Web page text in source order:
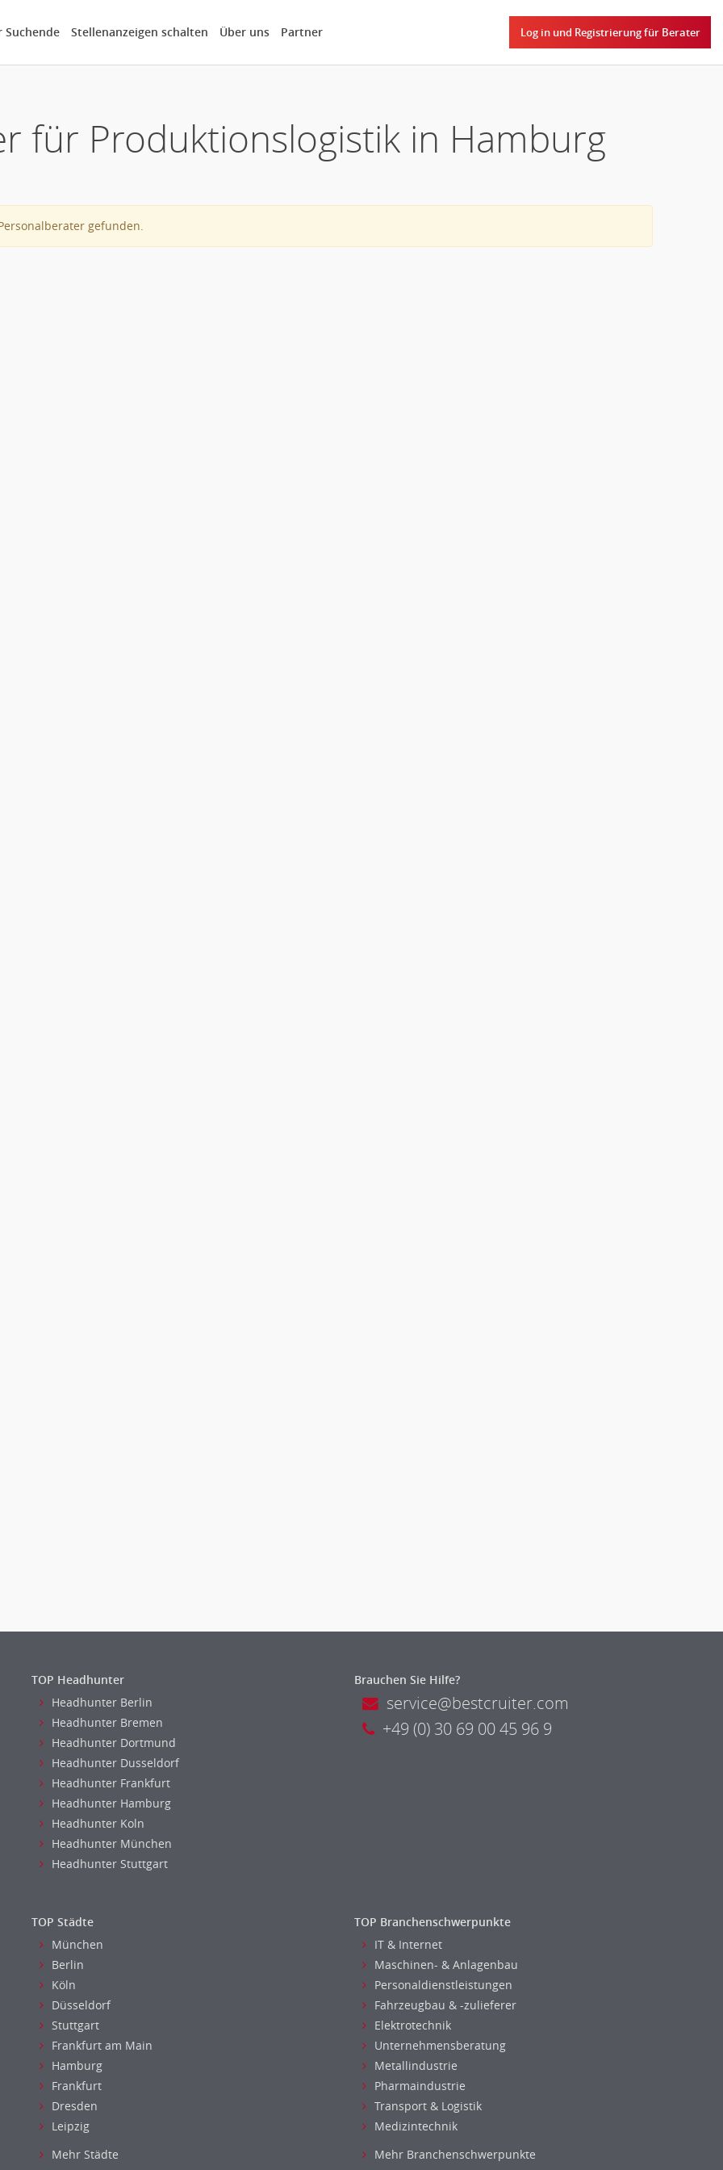
Suchende Stellenanzeigen schalten Über uns Partner Log in und Registrierung für Berater
für Produktionslogistik in Hamburg
gefunden.
TOP Headhunter
Headhunter Berlin
Headhunter Bremen
Headhunter Dortmund
Headhunter Dusseldorf
Headhunter Frankfurt
Headhunter Hamburg
Headhunter Koln
Headhunter München
Headhunter Stuttgart
Brauchen Sie Hilfe?
service@bestcruiter.com
+49 (0) 30 69 00 45 96 9
TOP Städte
München
Berlin
Köln
Düsseldorf
Stuttgart
Frankfurt am Main
Hamburg
Frankfurt
Dresden
Leipzig
Mehr Städte
TOP Branchenschwerpunkte
IT & Internet
Maschinen- & Anlagenbau
Personaldienstleistungen
Fahrzeugbau & -zulieferer
Elektrotechnik
Unternehmensberatung
Metallindustrie
Pharmaindustrie
Transport & Logistik
Medizintechnik
Mehr Branchenschwerpunkte